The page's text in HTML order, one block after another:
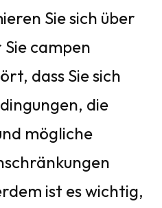
Sie sich über
campen
dass Sie sich
die
mögliche
ist es wichtig,